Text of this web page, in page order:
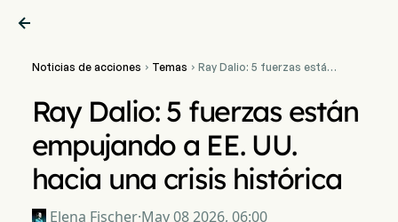

Noticias de acciones  Temas  Ray Dalio: 5 fuerzas están
Ray Dalio: 5 fuerzas están
empujando a EE. UU.
hacia una crisis histórica
Elena Fischer·May 08 2026, 06:00